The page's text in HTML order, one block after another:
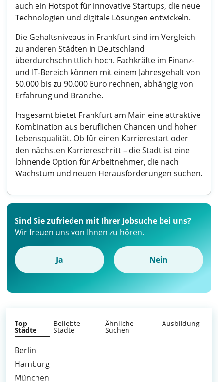
auch ein Hotspot für innovative Startups, die neue
Technologien und digitale Lösungen entwickeln.
Die Gehaltsniveaus in Frankfurt sind im Vergleich
zu anderen Städten in Deutschland
überdurchschnittlich hoch. Fachkräfte im Finanz-
und IT-Bereich können mit einem Jahresgehalt von
50.000 bis zu 90.000 Euro rechnen, abhängig von
Erfahrung und Branche.
Insgesamt bietet Frankfurt am Main eine attraktive
Kombination aus beruflichen Chancen und hoher
Lebensqualität. Ob für einen Karrierestart oder
den nächsten Karriereschritt – die Stadt ist eine
lohnende Option für Arbeitnehmer, die nach
Wachstum und neuen Herausforderungen suchen.
Sind Sie zufrieden mit Ihrer Jobsuche bei uns?
Wir freuen uns von Ihnen zu hören.
Ja Nein
Top
Städte
Beliebte
Städte
Ähnliche
Suchen
Ausbildung
Berlin
Hamburg
München